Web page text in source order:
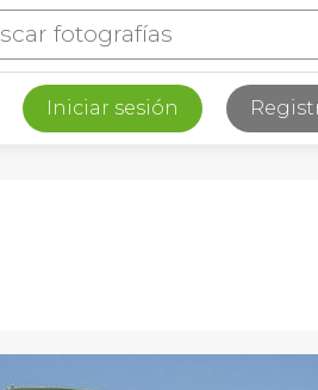
Iniciar sesión